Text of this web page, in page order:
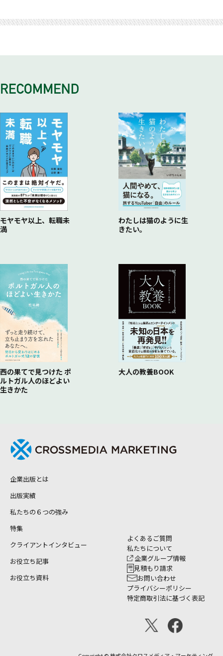
地味な資格はAI時代でも役に立つ
地味な資格で「独立」を目指す
じつは冴えないおじさんほど資格は取りやすい
「お金を払えば取れる資格」に注意
「独占業務のない資格」に注意
ちぐせ」をつける／
⑤「小さな成功体験」を思い出す／⑥受験に失敗した人は迷わ
⑦「通信教育」は意志の弱い人以外にはおすすめ／⑧片想いで
も「半年」
①学習計画を「質より量」で立てる／②試験学習は「過労死ラ
イン」を超えないように／
③700時間を超える試験は「2年計画」で／④信頼できる「紙
の本」がやっぱり最強／
⑤テキストを「他人の目」で判断しない／⑥テキストと問題集
を「著者買い」する／
⑦試験直前に教材を「浮気しない」／⑧「勉強セット」を四六
時中持ち歩く
る場所」で勉強する／
⑤「寝る直前」が暗記のゴールデンタイム／⑥カンニングに使
実戦力を身につける［12のアウトプット術］
③過去問は「最低3回」解く／④「5年以上前」の過去問も解
⑥模擬試験は「帰りのカフェ」までが本番／⑦演習問題で「死
角」をなくす／
⑧成績の「成長痛」に悩まない／⑨「うんちくおじさん」にな
って知らない人に説明する／
⑩試験は順番通りではなく「戦略的に」解く／⑪「引っ掛け選
択肢」を一瞬で見抜く方法／
⑫問題は「〇△✕」をつけながら解く
持てる実力を発揮する［9つのライフスタイル術］
①酒とタバコより「食べすぎ」をやめる／②糖質の「中毒性」
にはご用心／
③おじさんの勉強は「夜型」で／④「少人数の対人スポーツ」
中のみ」に／
⑦神頼みより、「会場の下見」を／⑧試験前日は「テキストよ
りマンガ」／
⑨試験当日は「インプットをシャットアウト」する
③「ニッチ業務」をねらう／④「自分勝手な価格表」をつくる
／
を持つ／
①「経営者」と知り合うことから始める／②一部の「異業種交
③「暖簾分け」制度なんて当てにしない／④心強い味方「同窓
生」を頼りまくる／
⑤プロフィールの「出身アピール」でチャンスを呼び込む／⑥
気心知れた「趣味仲間」を大切にする／
⑦ダメ元で「マッチングサービス」を覗き見る
クセのあるオーナー社長の攻略法
資料は時間かけて作らない
1回の商談で契約をとる方法
資格ゲッターにならない
依頼された仕事はすべて引き受ける
安価で仕事を受け続けない
違う世界を体験してみる
モヤモヤ以上、転職未
満
わたしは猫のように生
きたい。
西の果てで見つけた ポ
ルトガル人のほどよい
生きかた
大人の教養BOOK
企業出版とは
出版実績
私たちの６つの強み
特集
クライアントインタビュー
お役立ち記事
お役立ち資料
よくあるご質問
私たちについて
企業グループ情報
見積もり請求
お問い合わせ
プライバシーポリシー
特定商取引法に基づく表記